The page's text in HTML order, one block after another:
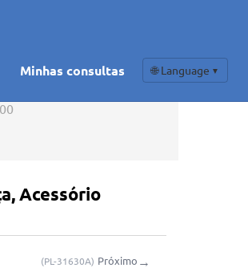
Minhas consultas 🌐 Language ▼
Acessório
(PL-31630A) Próximo →